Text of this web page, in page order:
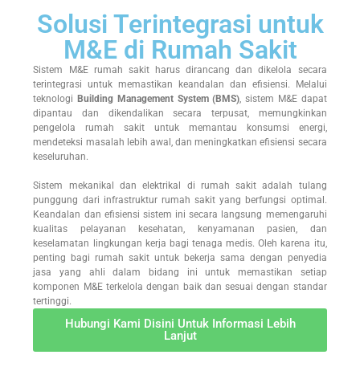
Solusi Terintegrasi untuk
M&E di Rumah Sakit
Sistem M&E rumah sakit harus dirancang dan dikelola secara
terintegrasi untuk memastikan keandalan dan efisiensi. Melalui
teknologi Building Management System (BMS), sistem M&E dapat
dipantau dan dikendalikan secara terpusat, memungkinkan
pengelola rumah sakit untuk memantau konsumsi energi,
mendeteksi masalah lebih awal, dan meningkatkan efisiensi secara
keseluruhan.
Sistem mekanikal dan elektrikal di rumah sakit adalah tulang
punggung dari infrastruktur rumah sakit yang berfungsi optimal.
Keandalan dan efisiensi sistem ini secara langsung memengaruhi
kualitas pelayanan kesehatan, kenyamanan pasien, dan
keselamatan lingkungan kerja bagi tenaga medis. Oleh karena itu,
penting bagi rumah sakit untuk bekerja sama dengan penyedia
jasa yang ahli dalam bidang ini untuk memastikan setiap
komponen M&E terkelola dengan baik dan sesuai dengan standar
tertinggi.
Hubungi Kami Disini Untuk Informasi Lebih
Lanjut